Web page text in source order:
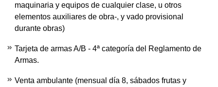
maquinaria y equipos de cualquier clase, u otros
elementos auxiliares de obra-, y vado provisional
durante obras)
Tarjeta de armas A/B - 4ª categoría del Reglamento de
Armas.
Venta ambulante (mensual día 8, sábados frutas y